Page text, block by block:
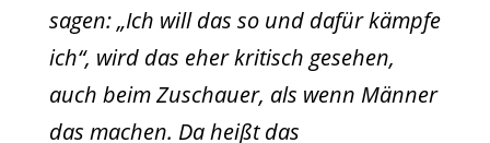
sagen: „Ich will das so und dafür kämpfe
ich“, wird das eher kritisch gesehen,
auch beim Zuschauer, als wenn Männer
das machen. Da heißt das